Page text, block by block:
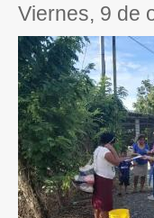
viernes, 9 de